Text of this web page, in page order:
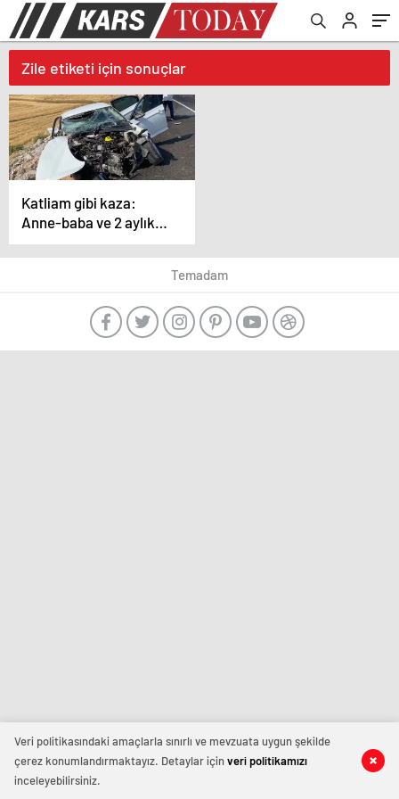
Zile etiketi için sonuçlar
Katliam gibi kaza:
Anne-baba ve 2 aylık
bebekleri öldü, kızları
ağır yaralı
Temadam
Veri politikasındaki amaçlarla sınırlı ve mevzuata uygun şekilde
çerez konumlandırmaktayız. Detaylar içinveri politikamızı
inceleyebilirsiniz.